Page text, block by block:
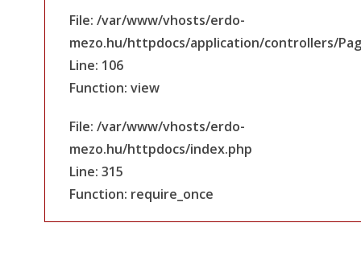
File: /var/www/vhosts/erdo-
mezo.hu/httpdocs/application/controllers/
Line: 106
Function: view
File: /var/www/vhosts/erdo-
mezo.hu/httpdocs/index.php
Line: 315
Function: require_once